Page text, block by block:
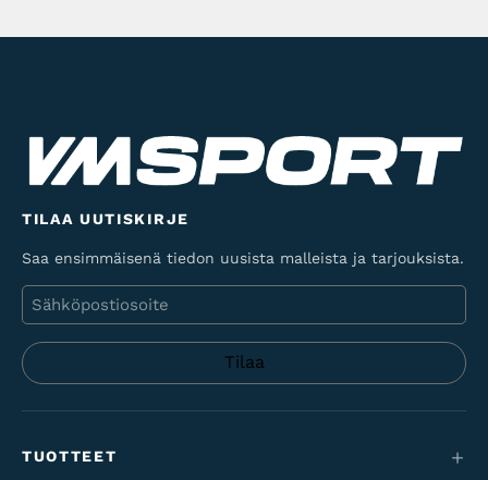
TILAA UUTISKIRJE
Saa ensimmäisenä tiedon uusista malleista ja tarjouksista.
Sähköposti
TUOTTEET